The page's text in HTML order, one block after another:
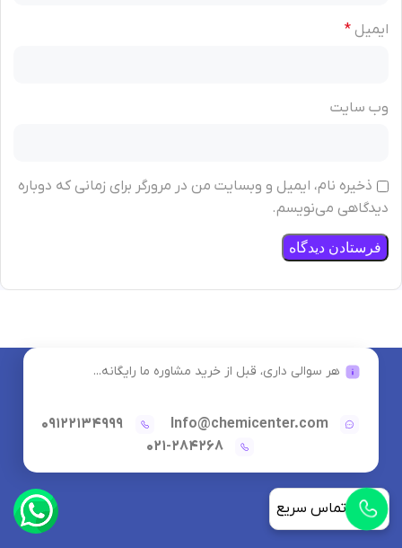
تماس سریع
ایمیل *
وب‌ سایت
ذخیره نام، ایمیل و وبسایت من در مرورگر برای زمانی که دوباره
دیدگاهی می‌نویسم.
هر سوالی داری، قبل از خرید مشاوره ما رایگانه...
Info@chemicenter.com
09122134999
021-284268